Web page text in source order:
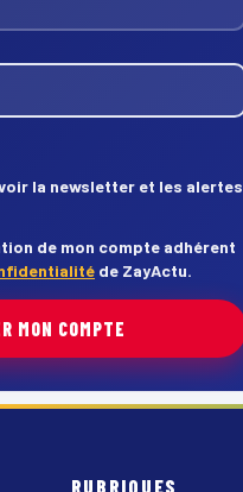
la newsletter et les alertes
de mon compte adhérent
de ZayActu.
MON COMPTE
RUBRIQUES